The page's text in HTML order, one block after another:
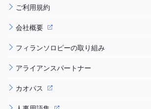
ご利用規約
会社概要
フィランソロピーの取り組み
アライアンスパートナー
カオパス